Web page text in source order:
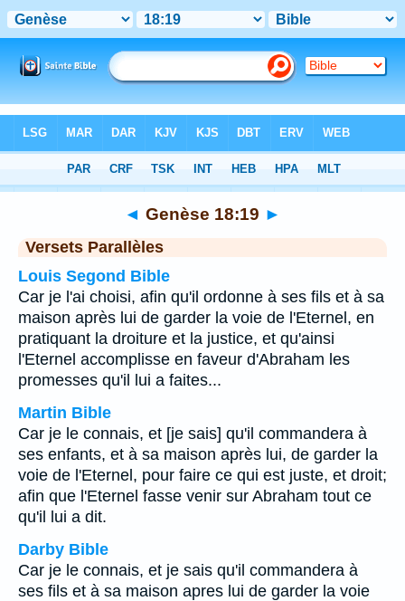
Chapitre 18 > Verset 19
◄ Genèse 18:19 ►
Versets Parallèles
Louis Segond Bible
Car je l'ai choisi, afin qu'il ordonne à ses fils et à sa
maison après lui de garder la voie de l'Eternel, en
pratiquant la droiture et la justice, et qu'ainsi
l'Eternel accomplisse en faveur d'Abraham les
promesses qu'il lui a faites...
Martin Bible
Car je le connais, et [je sais] qu'il commandera à
ses enfants, et à sa maison après lui, de garder la
voie de l'Eternel, pour faire ce qui est juste, et droit;
afin que l'Eternel fasse venir sur Abraham tout ce
qu'il lui a dit.
Darby Bible
Car je le connais, et je sais qu'il commandera à
ses fils et à sa maison apres lui de garder la voie